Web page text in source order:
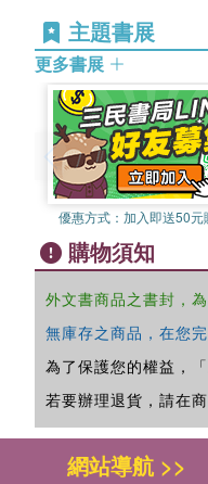
主題書展
更多書展
優惠方式： 加入即送50元
購物須知
外文書商品之書封，
無庫存之商品，在您
為了保護您的權益，
若要辦理退貨，請在
網站導航 >>